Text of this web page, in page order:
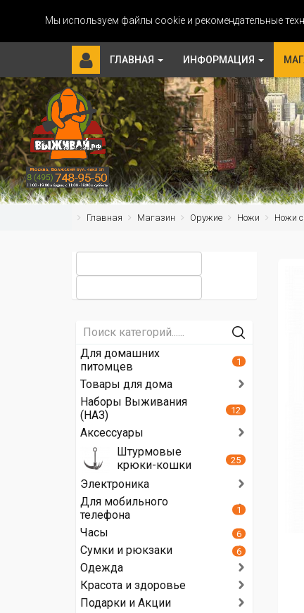
Мы используем файлы cookie и рекомендательные
ГЛАВНАЯ ИНФОРМАЦИЯ
Главная Магазин Оружие Ножи Ножи
Для домашних
питомцев
1
Товары для дома
Наборы Выживания
(НАЗ)
12
Аксессуары
Штурмовые
крюки-кошки
25
Электроника
Для мобильного
телефона
1
Часы 6
Сумки и рюкзаки 6
Одежда
Красота и здоровье
Подарки и Акции